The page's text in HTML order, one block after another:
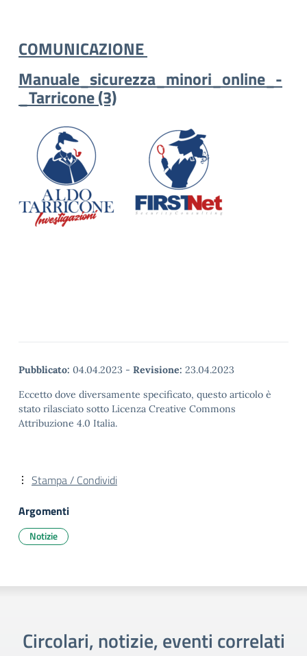
COMUNICAZIONE
Manuale_sicurezza_minori_online_-
_Tarricone (3)
Pubblicato: 04.04.2023 - Revisione: 23.04.2023
Eccetto dove diversamente specificato, questo articolo è
stato rilasciato sotto Licenza Creative Commons
Attribuzione 4.0 Italia.
Stampa / Condividi
Argomenti
Notizie
Circolari, notizie, eventi correlati